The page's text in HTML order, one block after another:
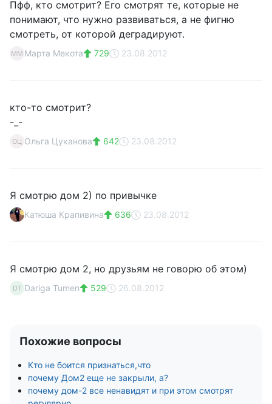
Пфф, кто смотрит? Его смотрят те, которые не
понимают, что нужно развиваться, а не фигню
смотреть, от которой деградируют.
ММ Марта Мекота 729 23.08.2012
кто-то смотрит?
-_-
ОЦ Ольга Цуканова 642 23.08.2012
Я смотрю дом 2) по привычке
Катюша Крапивина 636 23.08.2012
Я смотрю дом 2, но друзьям не говорю об этом)
DT Dariga Tumen 529 26.08.2012
Похожие вопросы
Кто не боится признаться,что
почему Дом2 еще не закрыли, а?
почему дом-2 все ненавидят и при этом смотрят